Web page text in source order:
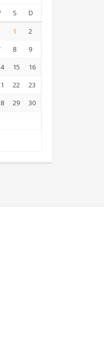
S
D
1
2
8
9
15
16
22
23
29
30